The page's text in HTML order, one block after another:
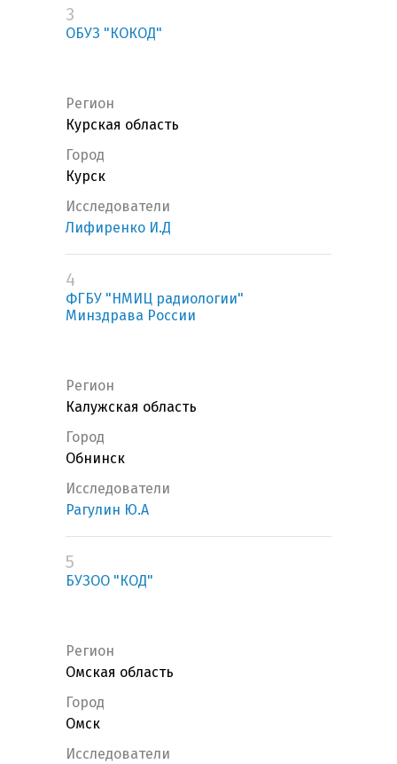
3
ОБУЗ "КОКОД"
Регион
Курская область
Город
Курск
Исследователи
Лифиренко И.Д
4
ФГБУ "НМИЦ радиологии"
Минздрава России
Регион
Калужская область
Город
Обнинск
Исследователи
Рагулин Ю.А
5
БУЗОО "КОД"
Регион
Омская область
Город
Омск
Исследователи